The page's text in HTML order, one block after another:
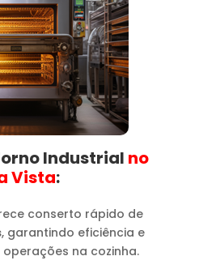
Industrial no
Vista​:
conserto rápido de
, garantindo eficiência e
na cozinha.